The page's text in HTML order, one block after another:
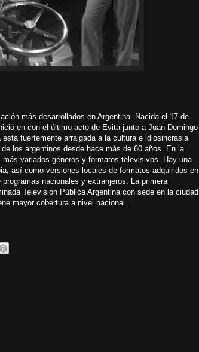
más desarrollados en Argentina. Nacida el 17 de
en con el último acto de Evita junto a Juan Domingo
fuertemente arraigada a la cultura e idiosincrasia
los argentinos desde hace más de 60 años. En la
variados géneros y formatos televisivos. Hay una
así como versiones locales de formatos adquiridos en
nacionales y extranjeros. La primera
Televisión Pública Argentina con sede en la ciudad
mayor cobertura a nivel nacional.